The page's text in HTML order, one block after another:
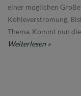
einer möglichen
Kohleverstromung.
Thema. Kommt nun
Weiterlesen »